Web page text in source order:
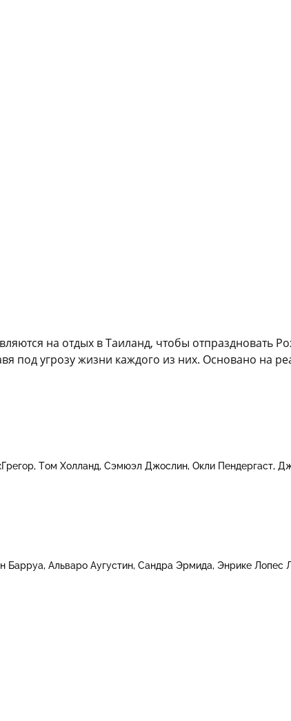
на отдых в Таиланд, чтобы
под угрозу жизни каждого из них. Основано на
Том Холланд Сэмюэл Джослин Окли Пендергаст
Барруа Альваро Аугустин Сандра Эрмида Энрике Лопес